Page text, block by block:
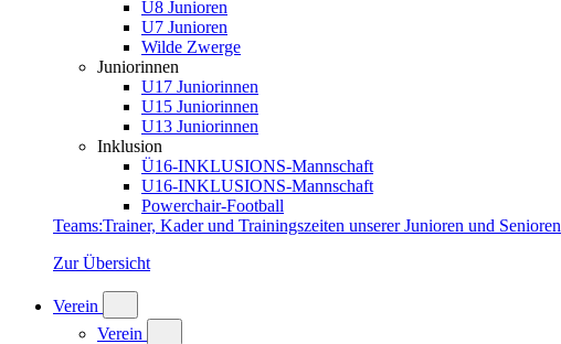
U8 Junioren
U7 Junioren
Wilde Zwerge
Juniorinnen
U17 Juniorinnen
U15 Juniorinnen
U13 Juniorinnen
Inklusion
Ü16-INKLUSIONS-Mannschaft
U16-INKLUSIONS-Mannschaft
Powerchair-Football
Teams:Trainer, Kader und Trainingszeiten unserer Junioren und Senioren
Zur Übersicht
Verein
Verein